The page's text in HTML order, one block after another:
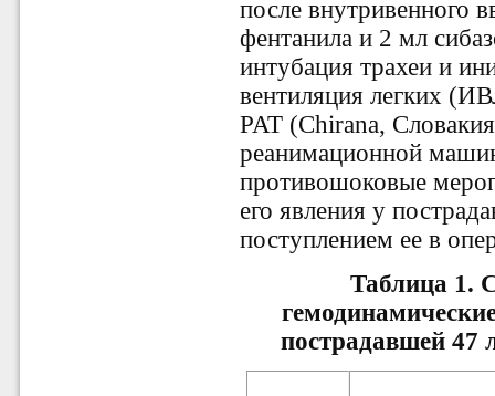
после внутривенного
фентанила и 2 мл
интубация трахеи и
вентиляция легких
PAT (Chirana,
реанимационной
противошоковые
его явления у
поступлением ее в
Таблица 1.
пострадавшей 47